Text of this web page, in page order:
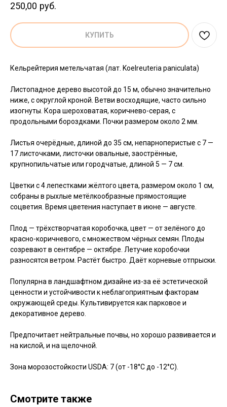
250,00 руб.
КУПИТЬ
Кельрейтерия метельчатая (лат. Koelreuteria paniculata)
Листопадное дерево высотой до 15 м, обычно значительно
ниже, с округлой кроной. Ветви восходящие, часто сильно
изогнуты. Кора шероховатая, коричнево-серая, с
продольными бороздками. Почки размером около 2 мм.
Листья очерёдные, длиной до 35 см, непарноперистые с 7 —
17 листочками, листочки овальные, заострённые,
крупнопильчатые или городчатые, длиной 5 — 7 см.
Цветки с 4 лепестками жёлтого цвета, размером около 1 см,
собраны в рыхлые метёлкообразные прямостоящие
соцветия. Время цветения наступает в июне — августе.
Плод — трёхстворчатая коробочка, цвет — от зелёного до
красно-коричневого, с множеством чёрных семян. Плоды
созревают в сентябре — октябре. Летучие коробочки
разносятся ветром. Растёт быстро. Даёт корневые отпрыски.
Популярна в ландшафтном дизайне из-за её эстетической
ценности и устойчивости к неблагоприятным факторам
окружающей среды. Культивируется как парковое и
декоративное дерево.
Предпочитает нейтральные почвы, но хорошо развивается и
на кислой, и на щелочной.
Зона морозостойкости USDA: 7 (от -18°C до -12°C).
Смотрите также